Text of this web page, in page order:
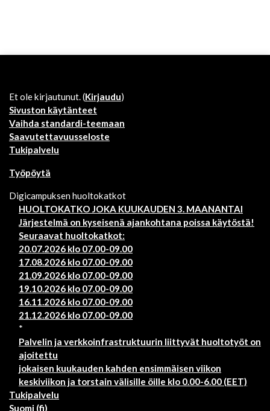
Et ole kirjautunut. (Kirjaudu)
Sivuston käytänteet
Vaihda standardi-teemaan
Saavutettavuusseloste
Tukipalvelu
Työpöytä
Digicampuksen huoltokatkot
HUOLTOKATKO JOKA KUUKAUDEN 3. MAANANTAI
Järjestelmä on kyseisenä ajankohtana poissa käytöstä!
Seuraavat huoltokatkot:
20.07.2026 klo 07.00-09.00
17.08.2026 klo 07.00-09.00
21.09.2026 klo 07.00-09.00
19.10.2026 klo 07.00-09.00
16.11.2026 klo 07.00-09.00
21.12.2026 klo 07.00-09.00
*
Palvelin ja verkkoinfrastruktuurin liittyvät huoltotyöt on
ajoitettu
jokaisen kuukauden kahden ensimmäisen viikon
keskiviikon ja torstain välisille öille klo 0.00-6.00 (EET)
Tukipalvelu
Suomi ‎(fi)‎